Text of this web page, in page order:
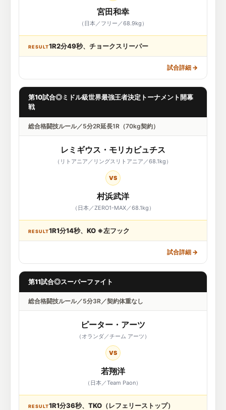
宮田和幸
（日本／フリー／68.9kg）
RESULT1R2分49秒、チョークスリーパー
試合詳細 →
第10試合◎ミドル級世界最強王者決定トーナメント開幕
戦
総合格闘技ルール／5分2R延長1R（70kg契約）
レミギウス・モリカビュチス
（リトアニア／リングスリトアニア／68.1kg）
VS
村浜武洋
（日本／ZERO1-MAX／68.1kg）
RESULT1R1分14秒、KO ※左フック
試合詳細 →
第11試合◎スーパーファイト
総合格闘技ルール／5分3R／契約体重なし
ピーター・アーツ
（オランダ／チーム アーツ）
VS
若翔洋
（日本／Team Paon）
RESULT1R1分36秒、TKO（レフェリーストップ）